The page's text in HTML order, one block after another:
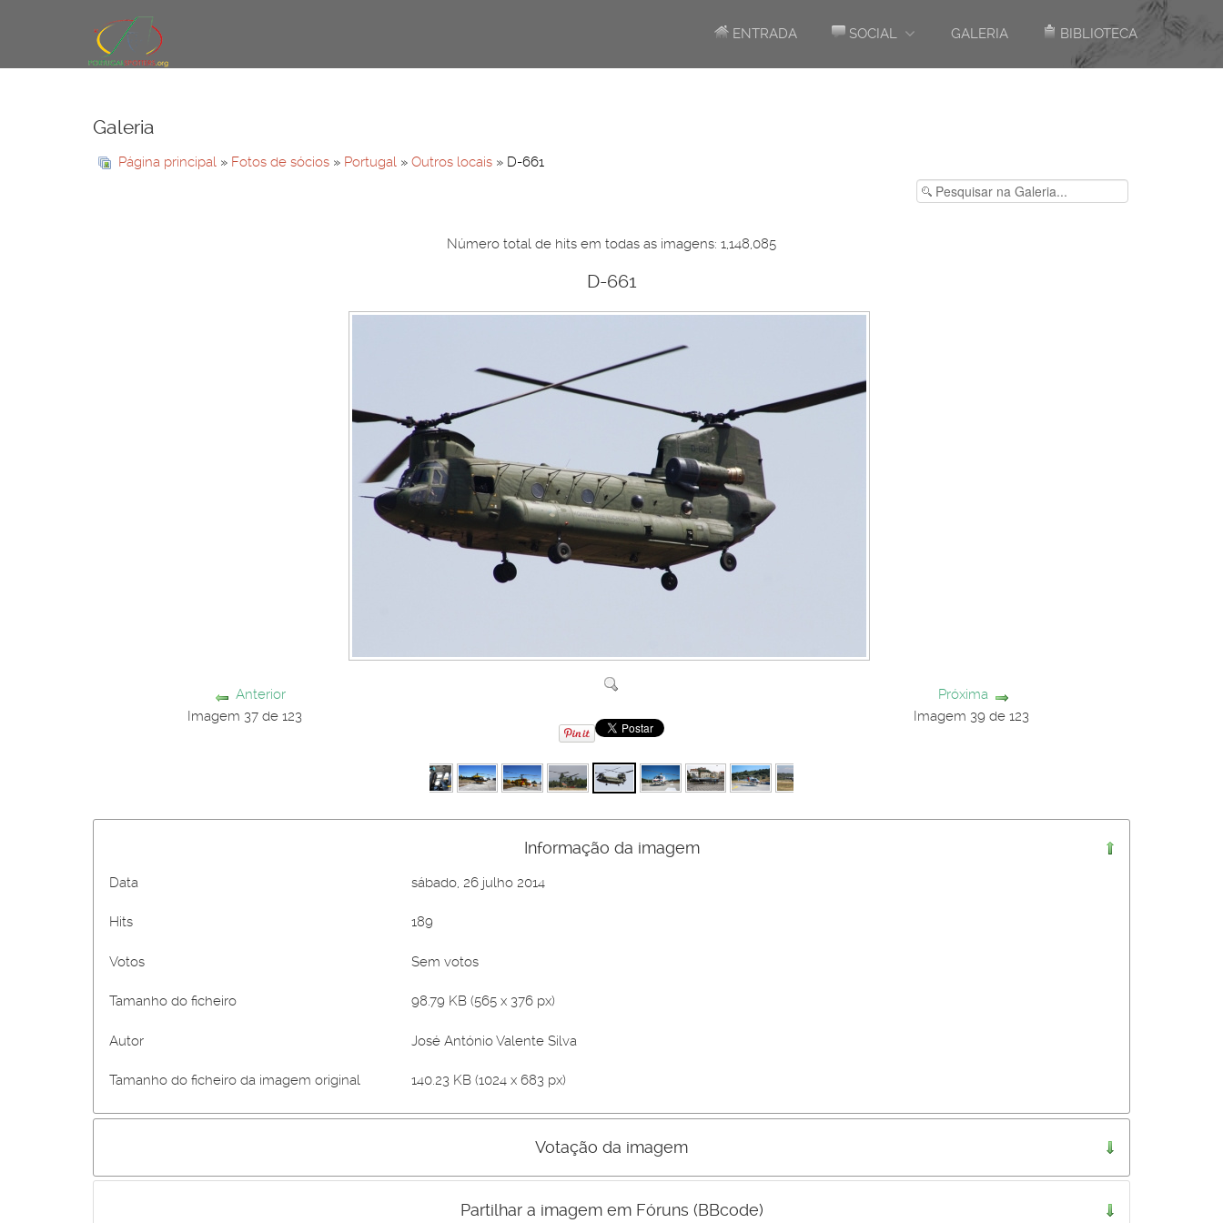
ENTRADA SOCIAL GALERIA BIBLIOTECA
Galeria
Página principal » Fotos de sócios » Portugal » Outros locais » D-661
Número total de hits em todas as imagens: 1,148,085
D-661
Anterior
Imagem 37 de 123
Próxima
Imagem 39 de 123
Informação da imagem
Data sábado, 26 julho 2014
Hits 189
Votos Sem votos
Tamanho do ficheiro 98.79 KB (565 x 376 px)
Autor José António Valente Silva
Tamanho do ficheiro da imagem original 140.23 KB (1024 x 683 px)
Votação da imagem
Mau Bom
Partilhar a imagem em Fóruns (BBcode)